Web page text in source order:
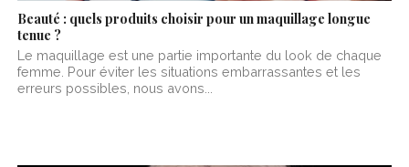
Beauté : quels produits choisir pour un maquillage longue
tenue ?
Le maquillage est une partie importante du look de chaque
femme. Pour éviter les situations embarrassantes et les
erreurs possibles, nous avons...